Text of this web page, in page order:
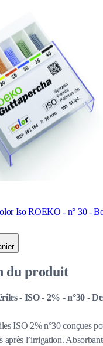
Iso ROEKO - n° 30 -
du produit
- ISO - 2% - n°30 -
ISO 2% n°30 conçues
après l’irrigation.